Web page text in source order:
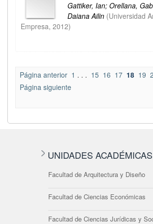
Gattiker, Ian; Orellana,
Daiana Ailin (Universidad
Empresa, 2012)
Página anterior 1 . . . 15 16 17 18 19
Página siguiente
UNIDADES ACADÉMICAS
Facultad de Arquitectura y Diseño
Facultad de Ciencias Económicas
Facultad de Ciencias Jurídicas y